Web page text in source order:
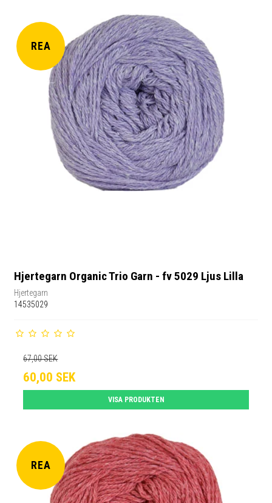
REA
Hjertegarn Organic Trio Garn - fv 5029 Ljus Lilla
Hjertegarn
14535029
67,00 SEK
60,00 SEK
VISA PRODUKTEN
REA